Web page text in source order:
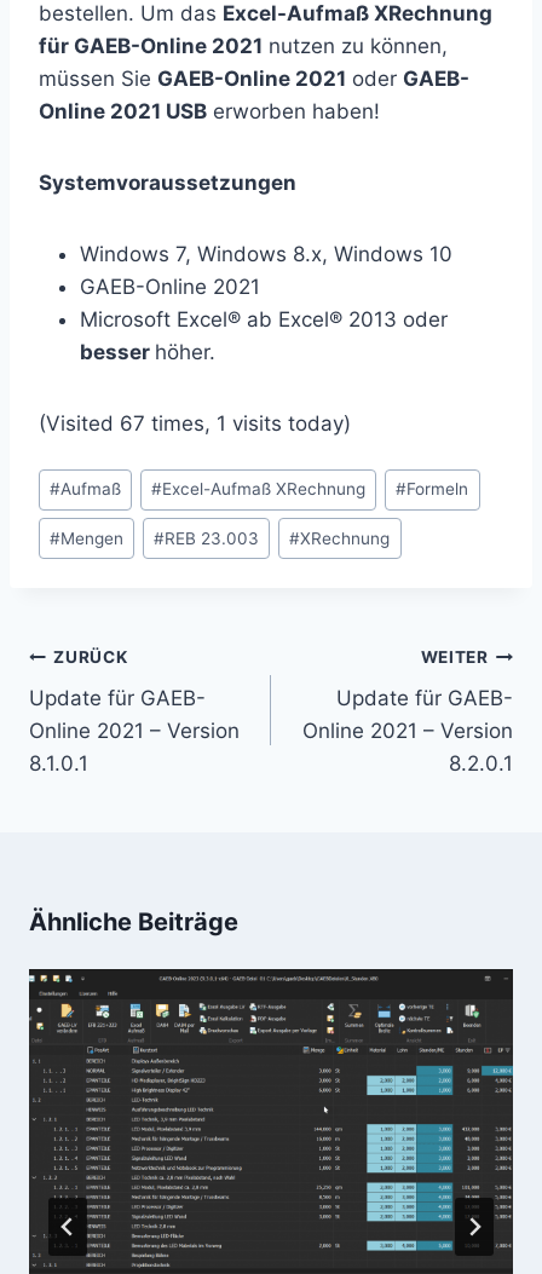
bestellen. Um das Excel-Aufmaß XRechnung
für GAEB-Online 2021 nutzen zu können,
müssen Sie GAEB-Online 2021 oder GAEB-
Online 2021 USB erworben haben!
Systemvoraussetzungen
Windows 7, Windows 8.x, Windows 10
GAEB-Online 2021
Microsoft Excel® ab Excel® 2013 oder
besser höher.
(Visited 67 times, 1 visits today)
Schlagworte:
#Aufmaß #Excel-Aufmaß XRechnung #Formeln
#Mengen #REB 23.003 #XRechnung
Beitragsnavigation
ZURÜCK
Update für GAEB-
Online 2021 – Version
8.1.0.1
WEITER
Update für GAEB-
Online 2021 – Version
8.2.0.1
Ähnliche Beiträge